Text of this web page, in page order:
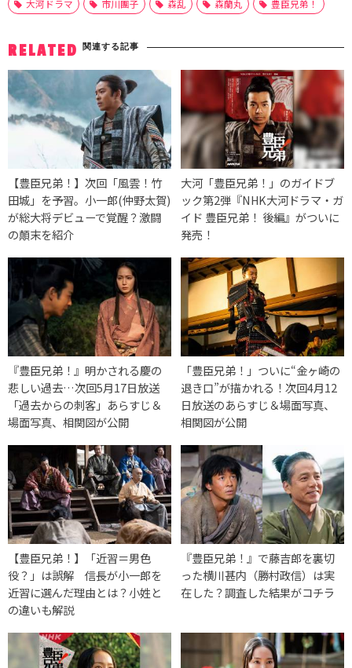
大河ドラマ 市川團子 森乱 森蘭丸 豊臣兄弟！
RELATED 関連する記事
【豊臣兄弟！】次回「風雲！竹
田城」を予習。小一郎(仲野太賀)
が総大将デビューで覚醒？激闘
の顛末を紹介
大河「豊臣兄弟！」のガイドブ
ック第2弾『NHK大河ドラマ・ガ
イド 豊臣兄弟！ 後編』がついに
発売！
『豊臣兄弟！』明かされる慶の
悲しい過去…次回5月17日放送
「過去からの刺客」あらすじ＆
場面写真、相関図が公開
「豊臣兄弟！」ついに“金ヶ崎の
退き口”が描かれる！次回4月12
日放送のあらすじ＆場面写真、
相関図が公開
【豊臣兄弟！】「近習＝男色
役？」は誤解 信長が小一郎を
近習に選んだ理由とは？小姓と
の違いも解説
『豊臣兄弟！』で藤吉郎を裏切
った横川甚内（勝村政信）は実
在した？調査した結果がコチラ